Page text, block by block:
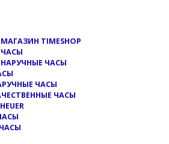
TIMESHOP
ЧАСЫ
ЧАСЫ
ЧАСЫ